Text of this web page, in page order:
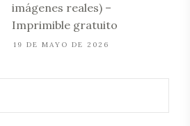
imágenes reales) –
Imprimible gratuito
19 DE MAYO DE 2026